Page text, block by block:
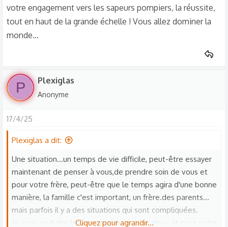
votre engagement vers les sapeurs pompiers, la réussite,
tout en haut de la grande échelle ! Vous allez dominer la
monde...
P Plexiglas
Anonyme
17/4/25
Plexiglas a dit:
Une situation...un temps de vie difficile, peut-être essayer
maintenant de penser à vous,de prendre soin de vous et
pour votre frère, peut-être que le temps agira d'une bonne
manière, la famille c'est important, un frère.des parents...
mais parfois il y a des situations qui sont compliquées.
Je vous souhaite les jours prochains plus doux et pour votre
Cliquez pour agrandir...